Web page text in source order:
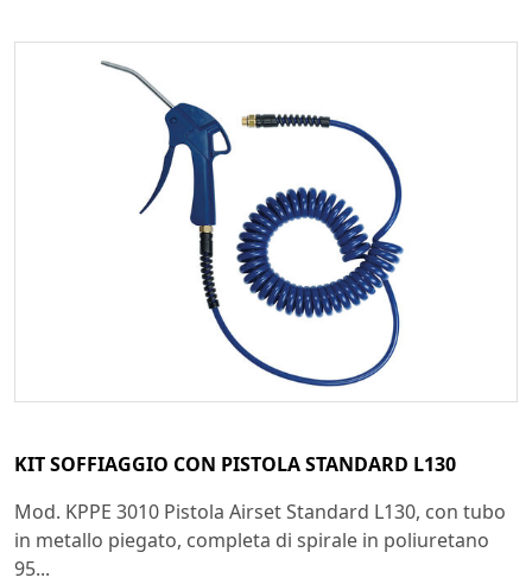
KIT SOFFIAGGIO CON PISTOLA STANDARD L130
Mod. KPPE 3010 Pistola Airset Standard L130, con tubo
in metallo piegato, completa di spirale in poliuretano
95...